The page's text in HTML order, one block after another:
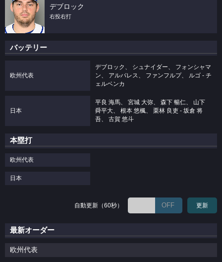
デブロック
右投右打
バッテリー
欧州代表
デブロック、 シュナイダー、 フォンシャマ
ン、 アルバレス、 ファンフルプ、 ルゴ ‐ チ
ェルベンカ
日本
平良 海馬、 宮城 大弥、 森下 暢仁、 山下
舜平大、 根本 悠楓、 栗林 良吏 ‐ 坂倉 将
吾、 古賀 悠斗
本塁打
欧州代表
日本
自動更新（60秒） OFF 更新
最新オーダー
欧州代表